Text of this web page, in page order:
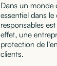
Dans un monde
essentiel dans
responsables
effet, une
protection de
clients.